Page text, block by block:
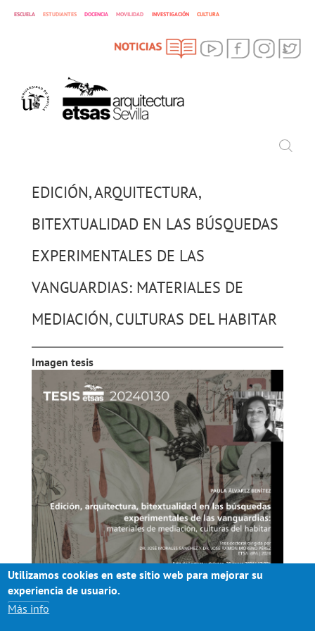
ESCUELA ESTUDIANTES DOCENCIA MOVILIDAD INVESTIGACIÓN CULTURA
EDICIÓN, ARQUITECTURA,
BITEXTUALIDAD EN LAS BÚSQUEDAS
EXPERIMENTALES DE LAS
VANGUARDIAS: MATERIALES DE
MEDIACIÓN, CULTURAS DEL HABITAR
Imagen tesis
Utilizamos cookies en este sitio web para mejorar su
experiencia de usuario.
Más info